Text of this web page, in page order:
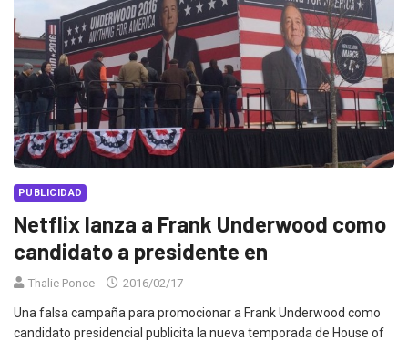
PUBLICIDAD
Netflix lanza a Frank Underwood como
candidato a presidente en
Thalie Ponce 2016/02/17
Una falsa campaña para promocionar a Frank Underwood como
candidato presidencial publicita la nueva temporada de House of